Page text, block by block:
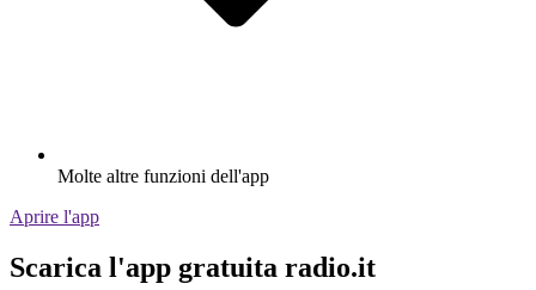
Molte altre funzioni dell'app
Aprire l'app
Scarica l'app gratuita radio.it